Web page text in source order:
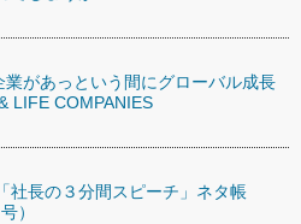
があっという間にグローバル成長
LIFE COMPANIES
社長の３分間スピーチ」ネタ帳
）